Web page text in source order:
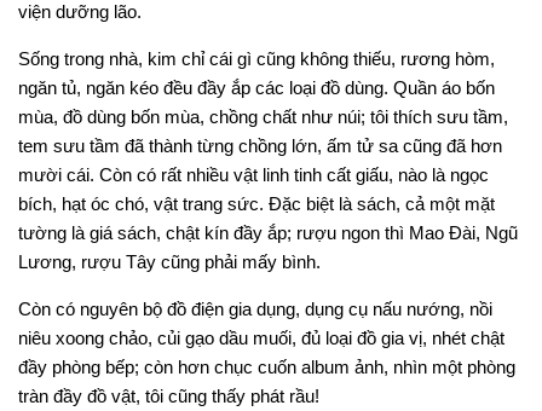
viện dưỡng lão.
Sống trong nhà, kim chỉ cái gì cũng không thiếu, rương hòm,
ngăn tủ, ngăn kéo đều đầy ắp các loại đồ dùng. Quần áo bốn
mùa, đồ dùng bốn mùa, chồng chất như núi; tôi thích sưu tầm,
tem sưu tầm đã thành từng chồng lớn, ấm tử sa cũng đã hơn
mười cái. Còn có rất nhiều vật linh tinh cất giấu, nào là ngọc
bích, hạt óc chó, vật trang sức. Đặc biệt là sách, cả một mặt
tường là giá sách, chật kín đầy ắp; rượu ngon thì Mao Đài, Ngũ
Lương, rượu Tây cũng phải mấy bình.
Còn có nguyên bộ đồ điện gia dụng, dụng cụ nấu nướng, nồi
niêu xoong chảo, củi gạo dầu muối, đủ loại đồ gia vị, nhét chật
đầy phòng bếp; còn hơn chục cuốn album ảnh, nhìn một phòng
tràn đầy đồ vật, tôi cũng thấy phát rầu!